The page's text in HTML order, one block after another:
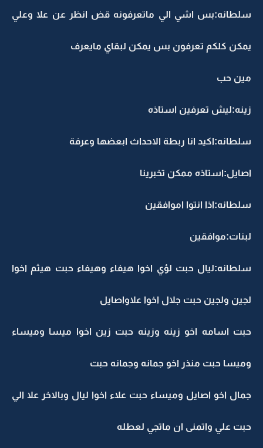
سلطانه:بس اشي الي ماتعرفونه قض انظر عن علا وعلي
يمكن كلكم تعرفون بس يمكن لبقاي مايعرف
مين حب
زينه:ليش تعرفين استاذه
سلطانه:اكيد انا ربطة الاحداث ابعضها وعرفة
اصايل:استاذه ممكن تخبرينا
سلطانه:اذا انتوا اموافقين
لبنات:موافقين
سلطانه:ليال حبت لؤي اخوا هيفاء وهيفاء حبت هيثم اخوا
لجين ولجين حبت جلال اخوا علاواصايل
حبت اسامه اخو زينه وزينه حبت زين اخوا ميسا وميساء
وميسا حبت منذر اخو جمانه وجمانه حبت
جمال اخو اصايل وميساء حبت علاء اخوا ليال وبالاخر علا الي
حبت علي واتمنى ان ماتجي لعطله